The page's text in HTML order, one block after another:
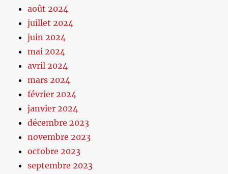
août 2024
juillet 2024
juin 2024
mai 2024
avril 2024
mars 2024
février 2024
janvier 2024
décembre 2023
novembre 2023
octobre 2023
septembre 2023